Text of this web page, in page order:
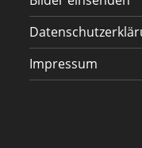
Impressum